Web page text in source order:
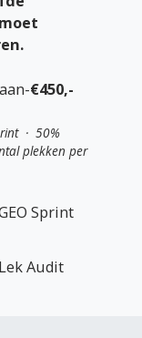
€450,-
· 50%
plekken per
Sprint
Audit